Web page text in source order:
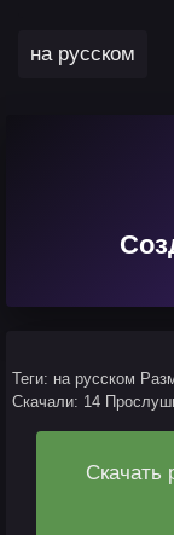
на русском
Теги: на русском
Скачали: 14
Скачать